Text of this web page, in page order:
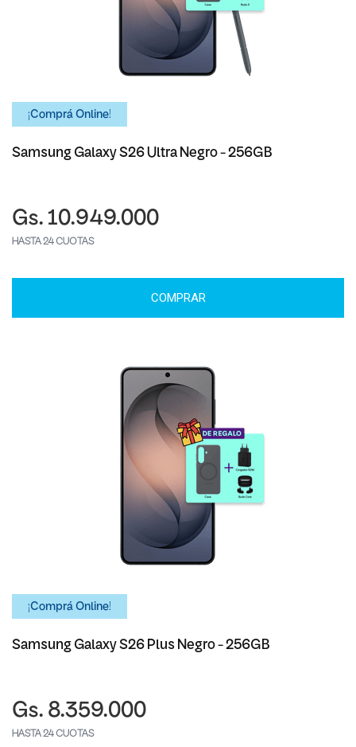
¡Comprá Online!
Samsung Galaxy S26 Ultra Negro - 256GB
Gs. 10.949.000
HASTA 24 CUOTAS
COMPRAR
¡Comprá Online!
Samsung Galaxy S26 Plus Negro - 256GB
Gs. 8.359.000
HASTA 24 CUOTAS